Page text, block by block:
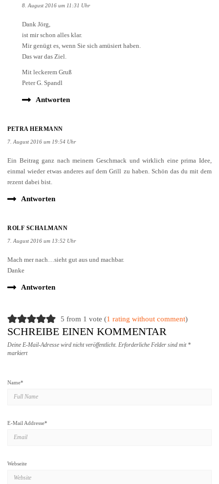
8. August 2016 um 11:31 Uhr
Dank Jörg,
ist mir schon alles klar.
Mir genügt es, wenn Sie sich amüsiert haben.
Das war das Ziel.
Mit leckerem Gruß
Peter G. Spandl
Antworten
PETRA HERMANN
7. August 2016 um 19:54 Uhr
Ein Beitrag ganz nach meinem Geschmack und wirklich eine prima Idee,
einmal wieder etwas anderes auf dem Grill zu haben. Schön das du mit dem
rezent dabei bist.
Antworten
ROLF SCHALMANN
7. August 2016 um 13:52 Uhr
Mach mer nach…sieht gut aus und machbar.
Danke
Antworten
5 from 1 vote (1 rating without comment)
SCHREIBE EINEN KOMMENTAR
Deine E-Mail-Adresse wird nicht veröffentlicht. Erforderliche Felder sind mit *
markiert
Name*
E-Mail Addresse*
Webseite